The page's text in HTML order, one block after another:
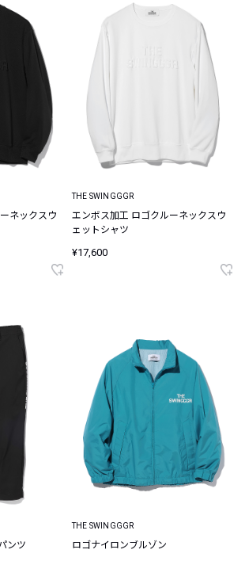
ネックスウ
THE SWINGGGR
エンボス加工 ロゴクルーネックスウ
ェットシャツ
¥17,600
ンツ
THE SWINGGGR
ロゴナイロンブルゾン